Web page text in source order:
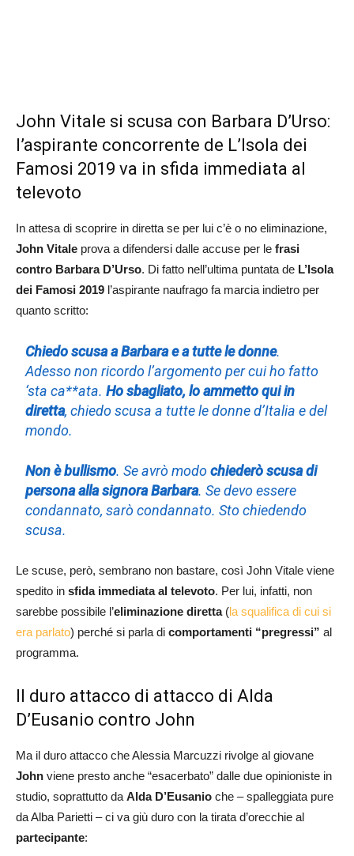
John Vitale si scusa con Barbara D’Urso:
l’aspirante concorrente de L’Isola dei
Famosi 2019 va in sfida immediata al
televoto
In attesa di scoprire in diretta se per lui c’è o no eliminazione,
John Vitale prova a difendersi dalle accuse per le frasi
contro Barbara D’Urso. Di fatto nell’ultima puntata de L’Isola
dei Famosi 2019 l’aspirante naufrago fa marcia indietro per
quanto scritto:
Chiedo scusa a Barbara e a tutte le donne.
Adesso non ricordo l’argomento per cui ho fatto
‘sta ca**ata.Ho sbagliato, lo ammetto qui in
diretta, chiedo scusa a tutte le donne d’Italia e del
mondo.
Non è bullismo. Se avrò modochiederò scusa di
persona alla signora Barbara. Se devo essere
condannato, sarò condannato. Sto chiedendo
scusa.
Le scuse, però, sembrano non bastare, così John Vitale viene
spedito in sfida immediata al televoto. Per lui, infatti, non
sarebbe possibile l’eliminazione diretta(la squalifica di cui si
era parlato) perché si parla di comportamenti “pregressi” al
programma.
Il duro attacco di attacco di Alda
D’Eusanio contro John
Ma il duro attacco che Alessia Marcuzzi rivolge al giovane
John viene presto anche “esacerbato” dalle due opinioniste in
studio, soprattutto da Alda D’Eusanio che – spalleggiata pure
da Alba Parietti – ci va giù duro con la tirata d’orecchie al
partecipante: